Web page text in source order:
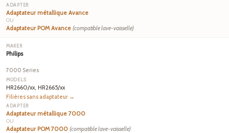
Adaptateur métallique Avance
OU
Adaptateur POM Avance (compatible lave-vaisselle)
Philips
7000 Series
HR2660/xx, HR2665/xx
Filières sans adaptateur →
Adaptateur métallique 7000
OU
Adaptateur POM 7000 (compatible lave-vaisselle)